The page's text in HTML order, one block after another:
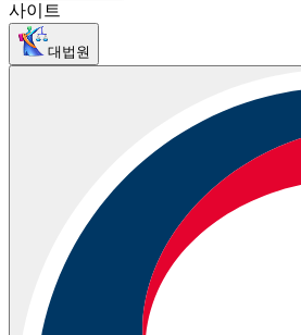
사이트
대법원